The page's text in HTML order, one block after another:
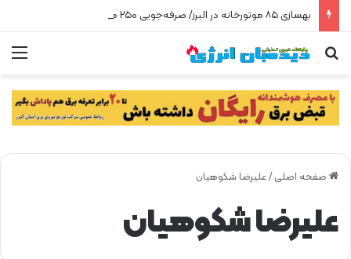
جستجو برای
صفحه اصلی /علیرضا شکوهیان
علیرضا شکوهیان